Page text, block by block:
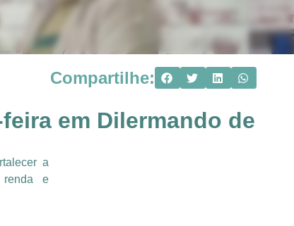
Compartilhe:
em Dilermando de
a
renda e